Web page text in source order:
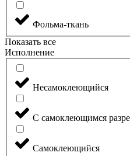
Фольма-ткань
Показать все
Исполнение
Несамоклеющийся
С самоклеющимся
Самоклеющийся